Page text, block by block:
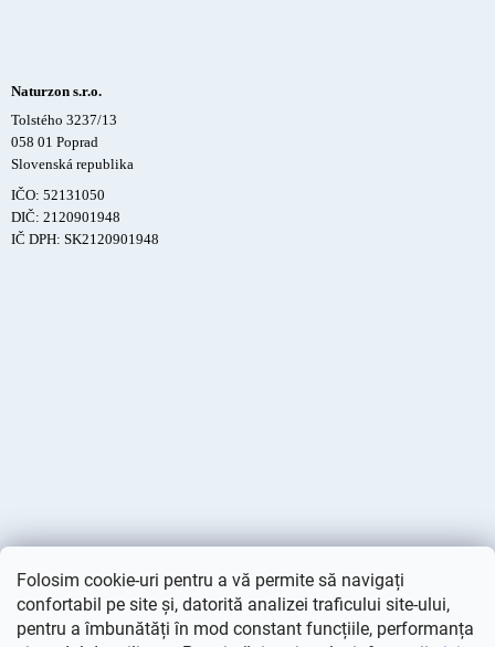
Folosim cookie-uri pentru a vă permite să navigați
confortabil pe site și, datorită analizei traficului site-ului,
pentru a îmbunătăți în mod constant funcțiile, performanța
Naturzon s.r.o.
Tolstého 3237/13
058 01 Poprad
Slovenská republika
IČO: 52131050
DIČ: 2120901948
IČ DPH: SK2120901948